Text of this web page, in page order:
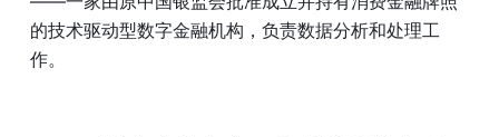
的技术驱动型数字金融机构，负责数据分析和处理工
作。